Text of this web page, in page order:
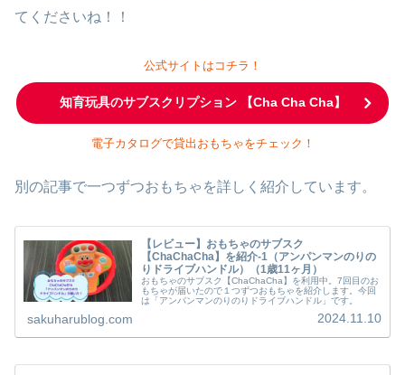
てくださいね！！
公式サイトはコチラ！
知育玩具のサブスクリプション 【Cha Cha Cha】
電子カタログで貸出おもちゃをチェック！
別の記事で一つずつおもちゃを詳しく紹介しています。
【レビュー】おもちゃのサブスク
【ChaChaCha】を紹介-1（アンパンマンのりの
りドライブハンドル）（1歳11ヶ月）
おもちゃのサブスク【ChaChaCha】を利用中。7回目のお
もちゃが届いたので１つずつおもちゃを紹介します。今回
は「アンパンマンのりのりドライブハンドル」です。
sakuharublog.com 2024.11.10